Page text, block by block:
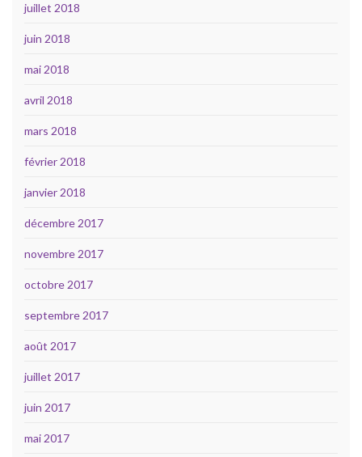
juillet 2018
juin 2018
mai 2018
avril 2018
mars 2018
février 2018
janvier 2018
décembre 2017
novembre 2017
octobre 2017
septembre 2017
août 2017
juillet 2017
juin 2017
mai 2017